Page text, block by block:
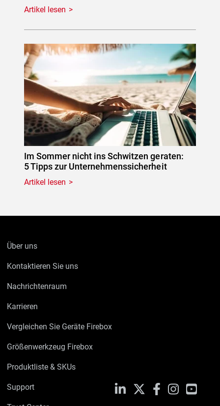
Artikel lesen
Im Sommer nicht ins Schwitzen geraten:
5 Tipps zur Unternehmenssicherheit
Artikel lesen
Über uns
Kontaktieren Sie uns
Nachrichtenraum
Karrieren
Vergleichen Sie Geräte Firebox
Größenwerkzeug Firebox
Produktliste & SKUs
Support LinkedIn FacebookInstagram